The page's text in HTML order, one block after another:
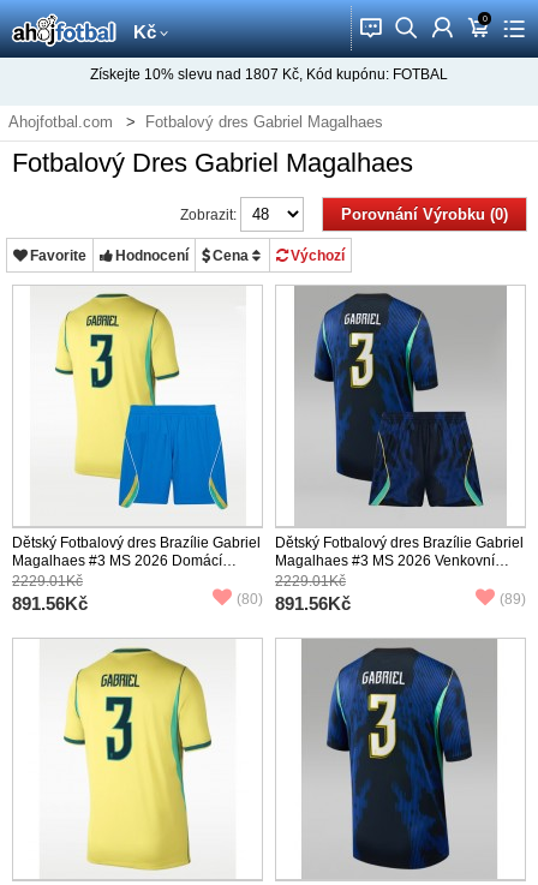
Kč 󰂱 󰂨 󰃳 0
󰃦 󰃖
Získejte 10% slevu nad 1807 Kč, Kód kupónu: FOTBAL
Ahojfotbal.com Fotbalový dres Gabriel Magalhaes
Fotbalový Dres Gabriel Magalhaes
Porovnání Výrobku (0)
Zobrazit:
Favorite Hodnocení Cena Výchozí
Dětský Fotbalový dres Brazílie Gabriel
Magalhaes #3 MS 2026 Domácí
Krátký Rukáv (+ trenýrky)
2229.01Kč
891.56Kč (80)
Dětský Fotbalový dres Brazílie Gabriel
Magalhaes #3 MS 2026 Venkovní
Krátký Rukáv (+ trenýrky)
2229.01Kč
891.56Kč (89)